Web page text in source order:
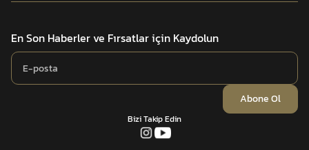
En Son Haberler ve Fırsatlar için Kaydolun
Abone Ol
Bizi Takip Edin